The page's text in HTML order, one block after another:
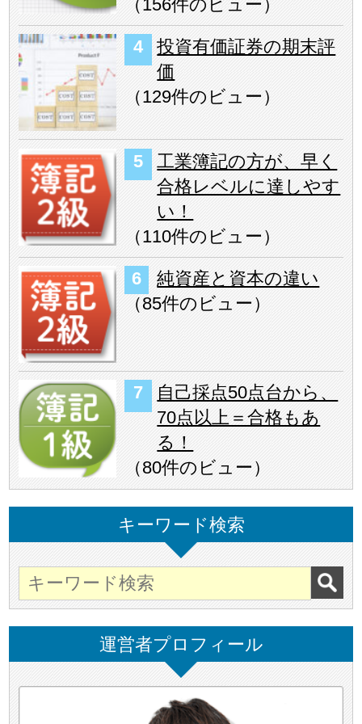
（156件のビュー ）
投資有価証券の期末評
価
（129件のビュー ）
工業簿記の方が、早く
合格レベルに達しやす
い！
（110件のビュー ）
純資産と資本の違い
（85件のビュー ）
自己採点50点台から、
70点以上＝合格もあ
る！
（80件のビュー ）
キーワード検索
運営者プロフィール